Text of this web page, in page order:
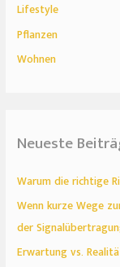
Lifestyle
Pflanzen
Wohnen
Neueste
Warum die richtige
Wenn kurze Wege
der
Erwartung vs.